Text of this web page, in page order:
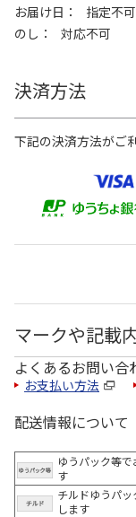
お届け日
指定不可
のし
対応不可
決済方法
下記の決済方法がご
マークや記載
よくあるお問い合
お支払い方法
配送情報について
ゆうパック等
す
チルドゆうパッ
します